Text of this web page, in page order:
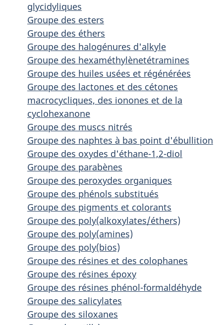
glycidyliques
Groupe des esters
Groupe des éthers
Groupe des halogénures d'alkyle
Groupe des hexaméthylènetétramines
Groupe des huiles usées et régénérées
Groupe des lactones et des cétones
macrocycliques, des ionones et de la
cyclohexanone
Groupe des muscs nitrés
Groupe des naphtes à bas point d'ébullition
Groupe des oxydes d'éthane-1,2-diol
Groupe des parabènes
Groupe des peroxydes organiques
Groupe des phénols substitués
Groupe des pigments et colorants
Groupe des poly(alkoxylates/éthers)
Groupe des poly(amines)
Groupe des poly(bios)
Groupe des résines et des colophanes
Groupe des résines époxy
Groupe des résines phénol-formaldéhyde
Groupe des salicylates
Groupe des siloxanes